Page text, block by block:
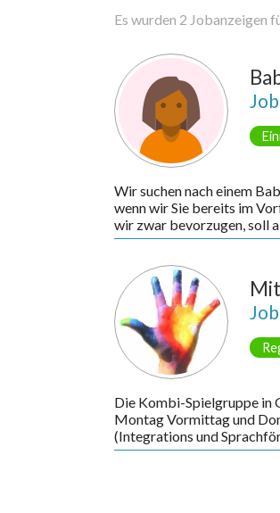
Es wurden 2 Jobanzeigen
Wir suchen nach einem
wenn wir Sie bereits im
wir zwar bevorzugen, soll
Die Kombi-Spielgruppe in
Montag Vormittag und
(Integrations und